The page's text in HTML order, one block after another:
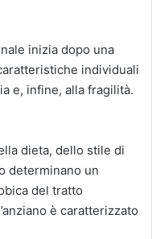
inizia dopo una
individuali
e, infine, alla fragilità.
dieta, dello stile di
determinano un
del tratto
è caratterizzato